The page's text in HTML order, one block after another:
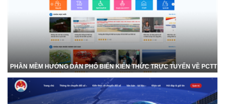
PHẦN MỀM HƯỚNG DẪN PHỔ BIẾN KIẾN THỨC TRỰC TUYẾN VỀ PCTT